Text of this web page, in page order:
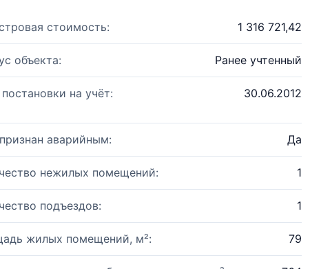
стоимость: 1 316 721,42
объекта: Ранее учтенный
на учёт: 30.06.2012
аварийным: Да
нежилых помещений: 1
подъездов: 1
жилых помещений, м²: 79